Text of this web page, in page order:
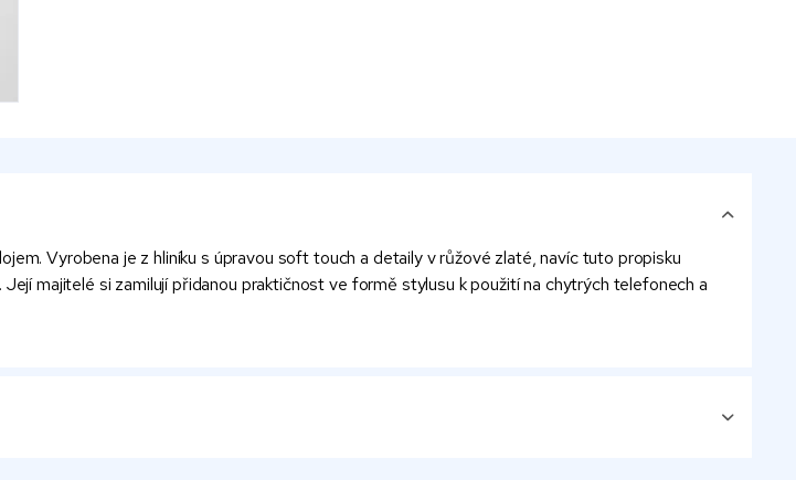
Vyrobena je z hliníku s úpravou soft touch a detaily v růžové zlaté, navíc tuto propisku
majitelé si zamilují přidanou praktičnost ve formě stylusu k použití na chytrých telefonech a